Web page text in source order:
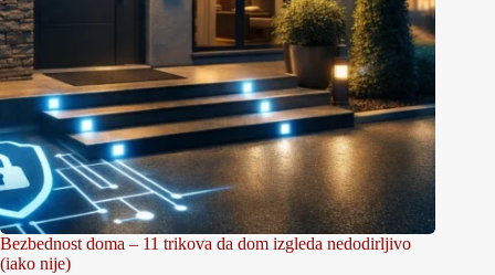
Bezbednost doma – 11 trikova da dom izgleda nedodirljivo
(iako nije)